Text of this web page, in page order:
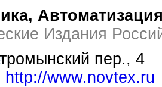
Издания
пер., 4
http://www.novtex.ru